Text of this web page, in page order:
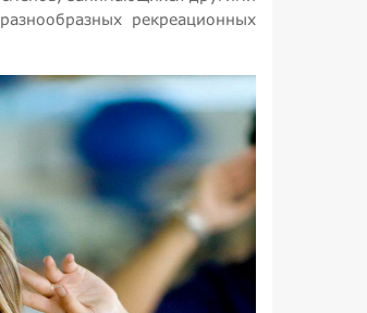
рекреационных